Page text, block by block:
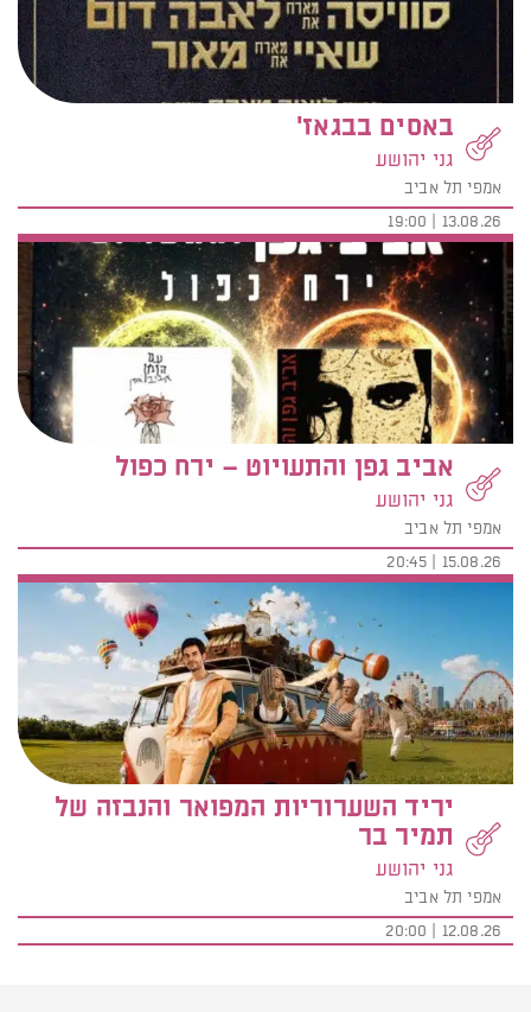
באסים בבגאז'
גני יהושע
אמפי תל אביב
13.08.26 | 19:00
אביב גפן והתעויוט – ירח כפול
גני יהושע
אמפי תל אביב
15.08.26 | 20:45
יריד השערוריות המפואר והנבזה של
תמיר בר
גני יהושע
אמפי תל אביב
12.08.26 | 20:00